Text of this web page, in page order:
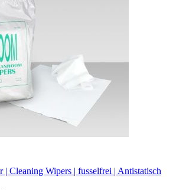
| Cleaning Wipers | fusselfrei | Antistatisch